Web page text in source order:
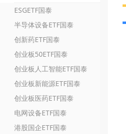
ESGETF国泰
半导体设备ETF国泰
创新药ETF国泰
创业板50ETF国泰
创业板人工智能ETF国泰
创业板新能源ETF国泰
创业板医药ETF国泰
电网设备ETF国泰
港股国企ETF国泰